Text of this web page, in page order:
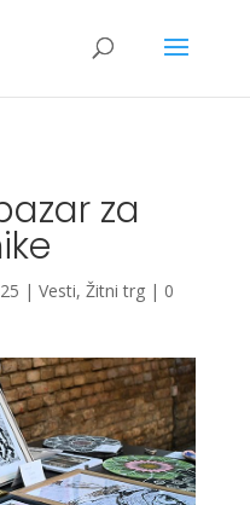
za
| Vesti, Žitni trg| 0